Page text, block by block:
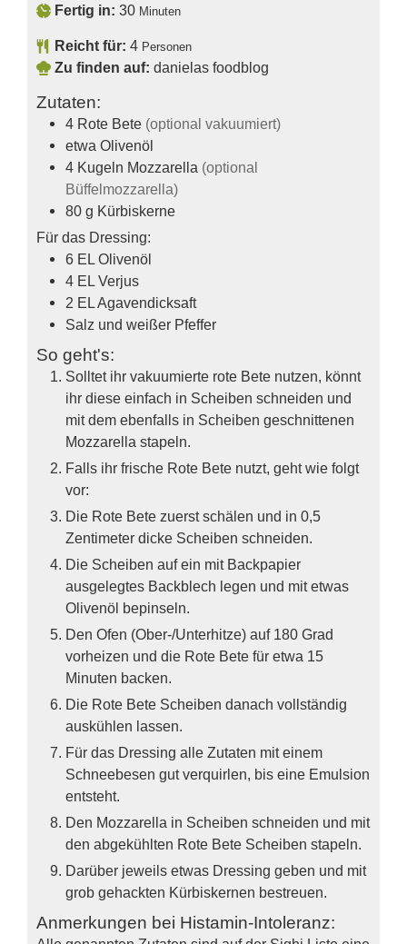
Fertig in: 30 Minuten
Reicht für: 4 Personen
Zu finden auf: danielas foodblog
Zutaten:
4 Rote Bete (optional vakuumiert)
etwa Olivenöl
4 Kugeln Mozzarella (optional
Büffelmozzarella)
80 g Kürbiskerne
Für das Dressing:
6 EL Olivenöl
4 EL Verjus
2 ELAgavendicksaft
Salz und weißer Pfeffer
So geht's:
Solltet ihr vakuumierte rote Bete nutzen, könnt
ihr diese einfach in Scheiben schneiden und
mit dem ebenfalls in Scheiben geschnittenen
Mozzarella stapeln.
Falls ihr frische Rote Bete nutzt, geht wie folgt
vor:
Die Rote Bete zuerst schälen und in 0,5
Zentimeter dicke Scheiben schneiden.
Die Scheiben auf ein mit Backpapier
ausgelegtes Backblech legen und mit etwas
Olivenöl bepinseln.
Den Ofen (Ober-/Unterhitze) auf 180 Grad
vorheizen und die Rote Bete für etwa 15
Minuten backen.
Die Rote Bete Scheiben danach vollständig
auskühlen lassen.
Für das Dressing alle Zutaten mit einem
Schneebesen gut verquirlen, bis eine Emulsion
entsteht.
Den Mozzarella in Scheiben schneiden und mit
den abgekühlten Rote Bete Scheiben stapeln.
Darüber jeweils etwas Dressing geben und mit
grob gehackten Kürbiskernen bestreuen.
Anmerkungen bei Histamin-Intoleranz: